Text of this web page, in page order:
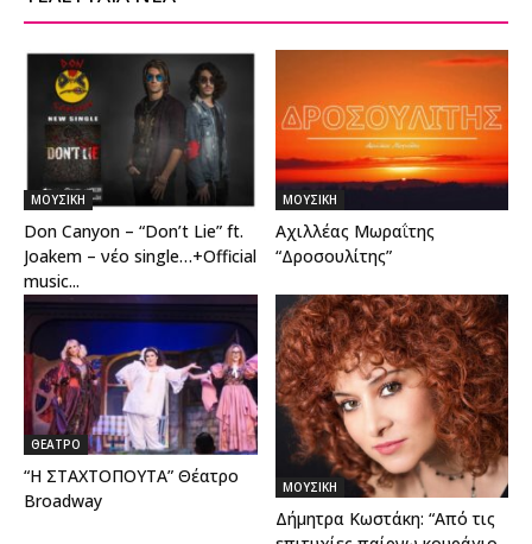
ΜΟΥΣΙΚΗ
Don Canyon – “Don’t Lie” ft.
Joakem – νέο single…+Official
music...
ΜΟΥΣΙΚΗ
Αχιλλέας Μωραΐτης
“Δροσουλίτης”
ΘΕΑΤΡΟ
“Η ΣΤΑΧΤΟΠΟΥΤΑ” Θέατρο
Broadway
ΜΟΥΣΙΚΗ
Δήμητρα Κωστάκη: “Από τις